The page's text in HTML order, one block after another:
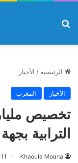
الرئيسية / الأخبار
الأخبار المغرب
تخصيص
الترابية
Khaoula Mouna 11 نوفمبر، 2025